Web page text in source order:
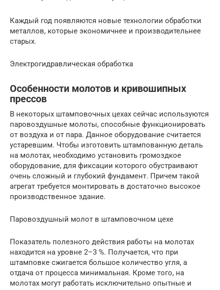
Каждый год появляются новые технологии обработки
металлов, которые экономичнее и производительнее
старых.
Электрогидравлическая обработка
Особенности молотов и кривошипных
прессов
В некоторых штамповочных цехах сейчас используются
паровоздушные молоты, способные функционировать
от воздуха и от пара. Данное оборудование считается
устаревшим. Чтобы изготовить штампованную деталь
на молотах, необходимо установить громоздкое
оборудование, для фиксации которого обустраивают
очень сложный и глубокий фундамент. Причем такой
агрегат требуется монтировать в достаточно высокое
производственное здание.
Паровоздушный молот в штамповочном цехе
Показатель полезного действия работы на молотах
находится на уровне 2–3 %. Получается, что при
штамповке сжигается большое количество угля, а
отдача от процесса минимальная. Кроме того, на
молотах могут работать исключительно опытные и